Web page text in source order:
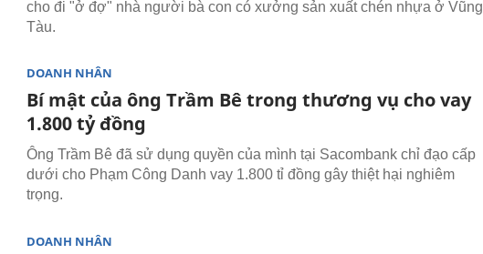
cho đi "ở đợ" nhà người bà con có xưởng sản xuất chén nhựa ở Vũng
Tàu.
DOANH NHÂN
Bí mật của ông Trầm Bê trong thương vụ cho vay
1.800 tỷ đồng
Ông Trầm Bê đã sử dụng quyền của mình tại Sacombank chỉ đạo cấp
dưới cho Phạm Công Danh vay 1.800 tỉ đồng gây thiệt hại nghiêm
trọng.
DOANH NHÂN